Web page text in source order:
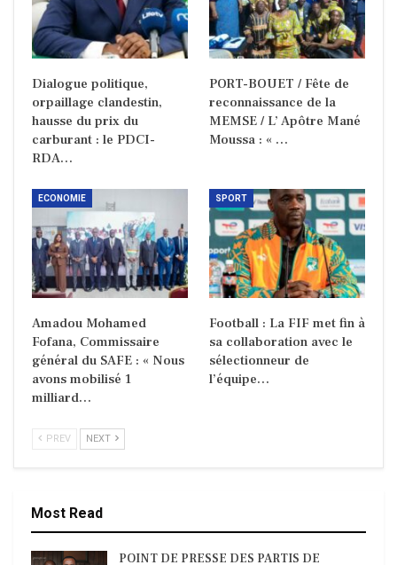
Dialogue politique,
orpaillage clandestin,
hausse du prix du
carburant : le PDCI-
RDA…
PORT-BOUET / Fête de
reconnaissance de la
MEMSE / L’ Apôtre Mané
Moussa : « …
ECONOMIE
Amadou Mohamed
Fofana, Commissaire
général du SAFE : « Nous
avons mobilisé 1
milliard…
SPORT
Football : La FIF met fin à
sa collaboration avec le
sélectionneur de
l’équipe…
PREV NEXT
Most Read
POINT DE PRESSE DES PARTIS DE